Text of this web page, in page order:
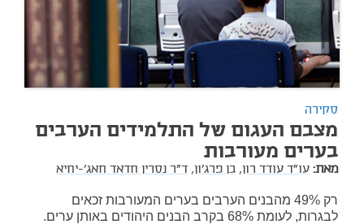
סקירה
מצבם העגום של התלמידים הערבים
בערים מעורבות
מאת: עו"ד עודד רון, בן פרג'ון, ד"ר נסרין חדאד חאג'-יחיא
רק 49% מהבנים הערבים בערים המעורבות זכאים
לבגרות, לעומת 68% בקרב הבנים היהודים באותן ערים.